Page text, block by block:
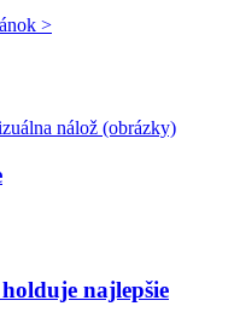
>
nálož (obrázky)
najlepšie